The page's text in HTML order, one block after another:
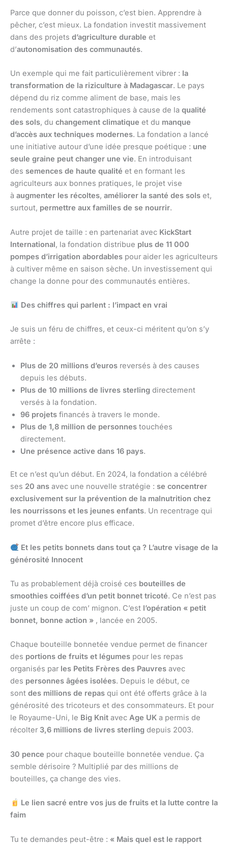
Parce que donner du poisson, c’est bien. Apprendre à
pêcher, c’est mieux. La fondation investit massivement
dans des projets d’agriculture durable et
d’autonomisation des communautés.
Un exemple qui me fait particulièrement vibrer : la
transformation de la riziculture à Madagascar. Le pays
dépend du riz comme aliment de base, mais les
rendements sont catastrophiques à cause de la qualité
des sols, du changement climatique et du manque
d’accès aux techniques modernes. La fondation a lancé
une initiative autour d’une idée presque poétique : une
seule graine peut changer une vie. En introduisant
des semences de haute qualité et en formant les
agriculteurs aux bonnes pratiques, le projet vise
à augmenter les récoltes, améliorer la santé des sols et,
surtout, permettre aux familles de se nourrir.
Autre projet de taille : en partenariat avec KickStart
International, la fondation distribue plus de 11 000
pompes d’irrigation abordables pour aider les agriculteurs
à cultiver même en saison sèche. Un investissement qui
change la donne pour des communautés entières.
Des chiffres qui parlent : l’impact en vrai
Je suis un féru de chiffres, et ceux-ci méritent qu’on s’y
arrête :
Plus de 20 millions d’euros reversés à des causes
depuis les débuts.
Plus de 10 millions de livres sterling directement
versés à la fondation.
96 projets financés à travers le monde.
Plus de 1,8 million de personnes touchées
directement.
Une présence active dans 16 pays.
Et ce n’est qu’un début. En 2024, la fondation a célébré
ses 20 ans avec une nouvelle stratégie : se concentrer
exclusivement sur la prévention de la malnutrition chez
les nourrissons et les jeunes enfants. Un recentrage qui
promet d’être encore plus efficace.
Et les petits bonnets dans tout ça ? L’autre visage de la
générosité Innocent
Tu as probablement déjà croisé ces bouteilles de
smoothies coiffées d’un petit bonnet tricoté. Ce n’est pas
juste un coup de com’ mignon. C’est l’opération « petit
bonnet, bonne action » , lancée en 2005.
Chaque bouteille bonnetée vendue permet de financer
des portions de fruits et légumes pour les repas
organisés par les Petits Frères des Pauvres avec
des personnes âgées isolées. Depuis le début, ce
sont des millions de repas qui ont été offerts grâce à la
générosité des tricoteurs et des consommateurs. Et pour
le Royaume-Uni, le Big Knit avec Age UK a permis de
récolter 3,6 millions de livres sterling depuis 2003.
30 pence pour chaque bouteille bonnetée vendue. Ça
semble dérisoire ? Multiplié par des millions de
bouteilles, ça change des vies.
Le lien sacré entre vos jus de fruits et la lutte contre la
faim
Tu te demandes peut-être : « Mais quel est le rapport